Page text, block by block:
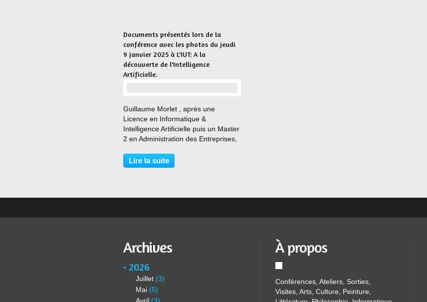
Documents présentés lors de la
conférence avec les photos du jeudi
9 janvier 2025 à L'IUT: A la
découverte de l'Intelligence
Artificielle.
Guillaume Morlet , après une
Licence en Informatique &
Intelligence Artificielle puis un Master
2 en Administration des Entreprises,
responsabilités comme : Chef de
projet Informatique, Contrôleur de
Lire la suite
Archives
2026
Juillet (3)
Mai (5)
À propos
Conférences, Ateliers, Sorties,
Visites, Arts, Culture, Peinture,